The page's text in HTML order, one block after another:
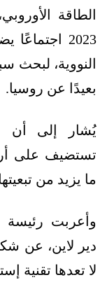
الطاقة
النووية، لبحث
بعيدًا عن روسيا.
يُشار إلى أن
تستضيف على
ما يزيد من
وأعربت رئيسة
دير لاين، عن
لا تعدها تقنية